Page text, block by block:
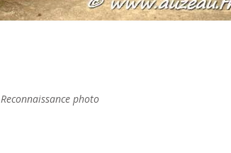
Reconnaissance photo